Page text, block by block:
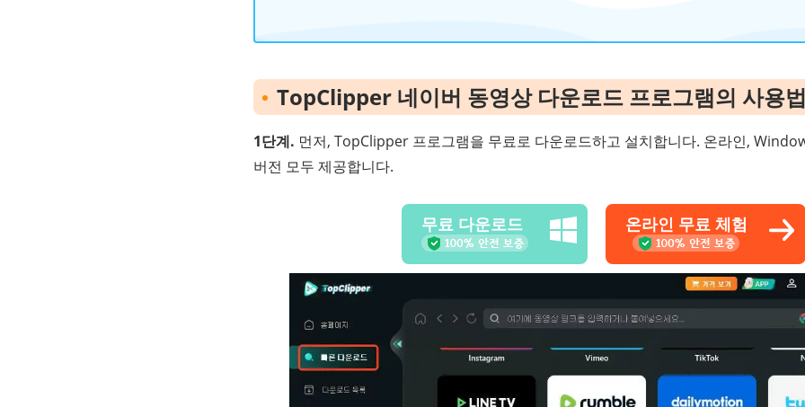
TopClipper 네이버 동영상 다운로드 프로그램의 사용
1단계. 먼저, TopClipper 프로그램을 무료로 다운로드하고 설치합니다. 온라인,
버전 모두 제공합니다.
무료 다운로드 온라인 무료 체험